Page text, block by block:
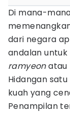
Di mana-
dari negara
andalan
ramyeonatau
Hidangan
kuah yang
Penampilan